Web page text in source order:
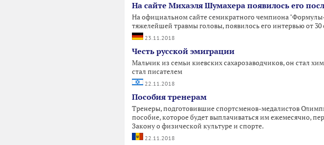
На сайте Михаэля Шумахера появилось его
На официальном сайте семикратного чемпиона
тяжелейшей травмы головы, появилось его интервью от 30
23.11.2018
Честь русской эмиграции
Мальчик из семьи киевских сахарозаводчиков, он стал
стал писателем
22.11.2018
Пособия тренерам
Тренеры, подготовившие спортсменов-медалистов
пособие, которое будет выплачиваться им ежемесячно,
Закону о физической культуре и спорте.
22.11.2018